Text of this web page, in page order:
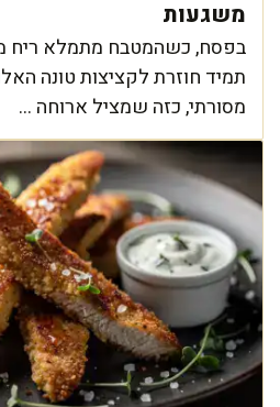
משגעות
בפסח, כשהמטבח מתמלא ריח
תמיד חוזרת לקציצות טונה
מסורתי, כזה שמציל ארוחה ...